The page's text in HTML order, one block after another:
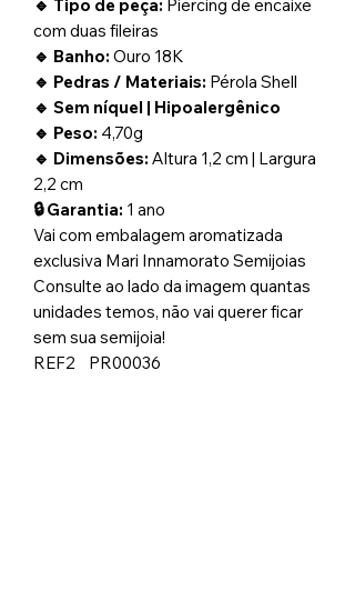
🔹 Tipo de peça: Piercing de encaixe
com duas fileiras
🔹 Banho: Ouro 18K
🔹 Pedras / Materiais: Pérola Shell
🔹 Sem níquel | Hipoalergênico
🔹 Peso: 4,70g
🔹 Dimensões: Altura 1,2 cm | Largura
2,2 cm
🔒 Garantia: 1 ano
Vai com embalagem aromatizada
exclusiva Mari Innamorato Semijoias
Consulte ao lado da imagem quantas
unidades temos, não vai querer ficar
sem sua semijoia!
REF2 PR00036